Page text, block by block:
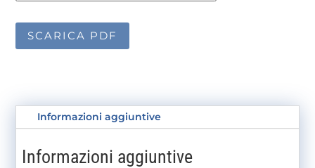
SCARICA PDF
Informazioni aggiuntive
Informazioni aggiuntive